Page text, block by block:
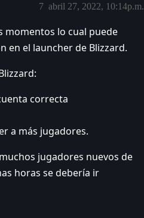
abril 27, 2022, 10:14p.m.
7
momentos lo cual puede
en el launcher de Blizzard.
correcta
a más jugadores.
jugadores nuevos de
horas se debería ir